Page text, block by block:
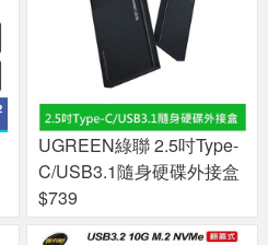
UGREEN綠聯 2.5吋Type-
C/USB3.1隨身硬碟外接盒
$739